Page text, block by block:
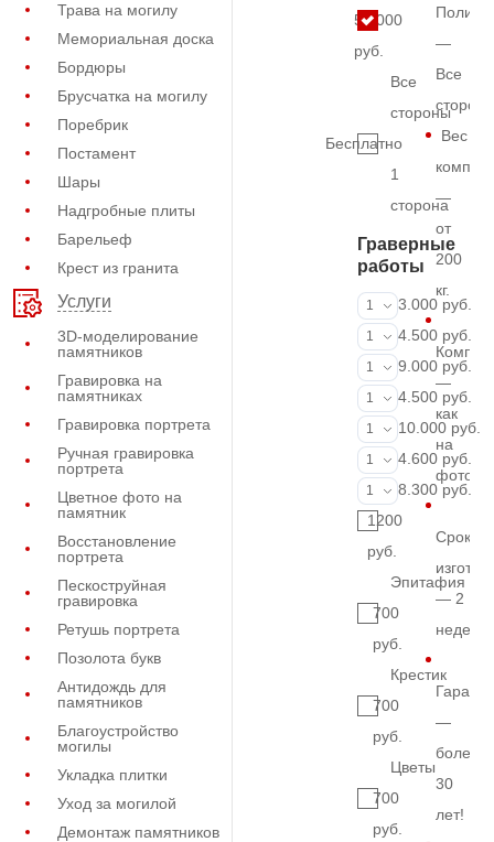
Трава на могилу
Мемориальная доска
Бордюры
Брусчатка на могилу
Поребрик
Постамент
Шары
Надгробные плиты
Барельеф
Крест из гранита
Услуги
3D-моделирование
памятников
Гравировка на
памятниках
Гравировка портрета
Ручная гравировка
портрета
Цветное фото на
памятник
Восстановление
портрета
Пескоструйная
гравировка
Ретушь портрета
Позолота букв
Антидождь для
памятников
Благоустройство
могилы
Укладка плитки
Уход за могилой
Демонтаж памятников
57.000
руб.
Все
стороны
Бесплатно
1
сторона
Граверные
работы
ФИО и даты
1
3.000 руб.
ФИО и даты
1
4.500 руб.
ФИО и даты
1
9.000 руб.
Портрет
1
4.500 руб.
Портрет
1
10.000 руб.
Фотокерамика
1
4.600 руб.
Фото на
1
8.300 руб.
1200
руб.
Эпитафия
700
руб.
Крестик
700
руб.
Цветы
700
руб.
—
Все
Вес
—
от
200
кг.
—
как
на
фото
Срок
— 2
недели
—
более
30
лет!